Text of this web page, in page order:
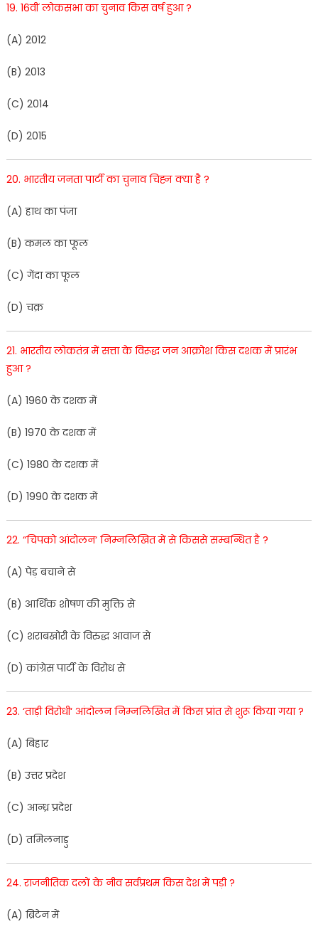
19. 16वींलोकसभाकाचुनावकिसवर्षहुआ?
(A) 2012
(B) 2013
(C) 2014
(D) 2015
20. भारतीयजनतापार्टीकाचुनावचिह्नक्याहै ?
(A)हाथकापंजा
(B)कमलकाफूल
(C)गेंदाकाफूल
(D) चक्र
21. भारतीयलोकतंत्र मेंसत्ताकेविरूद्धजन आक्रोशकिसदशकमेंप्रारंभ
हुआ?
(A) 1960केदशकमें
(B) 1970केदशकमें
(C) 1980केदशकमें
(D) 1990केदशकमें
22. “चिपको आंदोलन‘ निम्नलिखितमेंसेकिससेसम्बन्धितहै ?
(A)पेड़बचानेसे
(B) आर्थिक शोषणकीमुक्तिसे
(C) शराबखोरीकेविरुद्ध आवाजसे
(D)कांग्रेसपार्टीकेविरोधसे
23. ‘ताड़ीविरोधी‘ आंदोलननिम्नलिखित मेंकिसप्रांतसे शुरूकिया गया?
(A) बिहार
(B)उत्तरप्रदेश
(C) आन्ध्रप्रदेश
(D)तमिलनाडु
24.राजनीतिकदलोंकेनीवसर्वप्रथमकिसदेशमेंपड़ी?
(A) ब्रिटेनमें